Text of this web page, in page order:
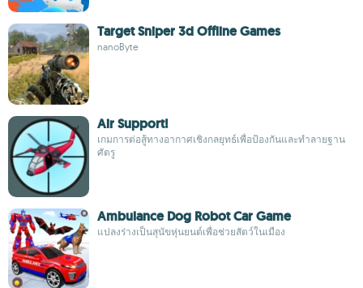
Target Sniper 3d Offline Games
nanoByte
Air Support!
เกมการต่อสู้ทางอากาศเชิงกลยุทธ์เพื่อป้องกันและทำลายฐาน
ศัตรู
Ambulance Dog Robot Car Game
แปลงร่างเป็นสุนัขหุ่นยนต์เพื่อช่วยสัตว์ในเมือง